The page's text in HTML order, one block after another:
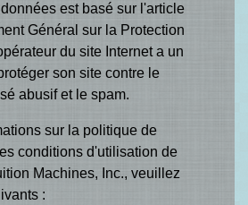
est basé sur l'article
Général sur la Protection
du site Internet a un
son site contre le
abusif et le spam.
sur la politique de
conditions d'utilisation de
Machines, Inc., veuillez
: